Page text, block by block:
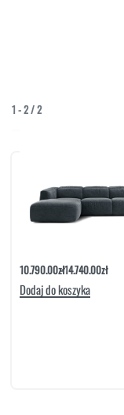
1 -2/2
10.790.00zł14.740.00zł
Dodaj do koszyka